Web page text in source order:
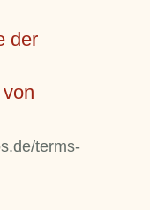
der
terms-